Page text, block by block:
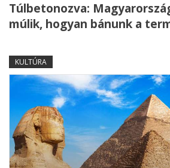
Túlbetonozva:
múlik, hogyan bánunk a
KULTÚRA